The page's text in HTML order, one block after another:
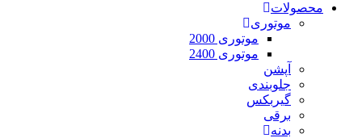
محصولات
موتوری
موتوری 2000
موتوری 2400
آپشن
جلوبندی
گیربکس
برقی
بدنه